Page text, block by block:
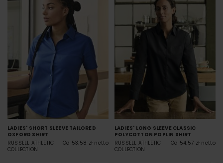
LADIES' SHORT SLEEVE TAILORED
OXFORD SHIRT
RUSSELL ATHLETIC
COLLECTION
Od 53.58 zł netto
LADIES' LONG SLEEVE CLASSIC
POLYCOTTON POPLIN SHIRT
RUSSELL ATHLETIC
COLLECTION
Od 54.57 zł netto